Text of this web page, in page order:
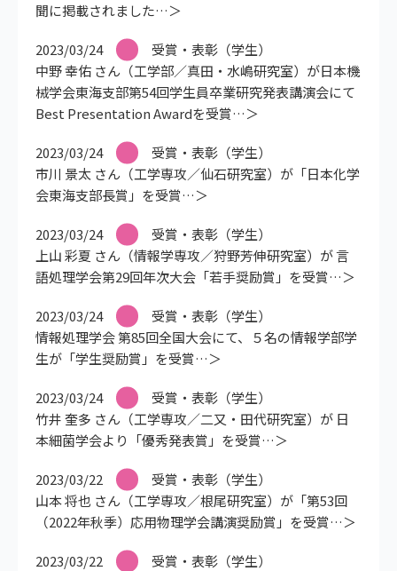
聞に掲載されました
2023/03/24
受賞・表彰（学生）
中野 幸佑 さん（工学部／真田・水嶋研究室）が日本機
械学会東海支部第54回学生員卒業研究発表講演会にて
Best Presentation Awardを受賞
2023/03/24
受賞・表彰（学生）
市川 景太 さん（工学専攻／仙石研究室）が「日本化学
会東海支部長賞」を受賞
2023/03/24
受賞・表彰（学生）
上山 彩夏 さん（情報学専攻／狩野芳伸研究室）が 言
語処理学会第29回年次大会「若手奨励賞」を受賞
2023/03/24
受賞・表彰（学生）
情報処理学会 第85回全国大会にて、５名の情報学部学
生が「学生奨励賞」を受賞
2023/03/24
受賞・表彰（学生）
竹井 奎多 さん（工学専攻／二又・田代研究室）が 日
本細菌学会より「優秀発表賞」を受賞
2023/03/22
受賞・表彰（学生）
山本 将也 さん（工学専攻／根尾研究室）が「第53回
（2022年秋季）応用物理学会講演奨励賞」を受賞
2023/03/22
受賞・表彰（学生）